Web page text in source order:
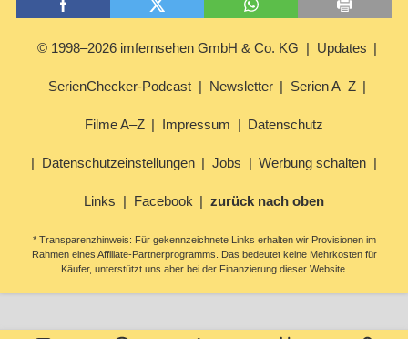
© 1998–2026 imfernsehen GmbH & Co. KG Updates
SerienChecker-Podcast Newsletter Serien A–Z
Filme A–Z Impressum Datenschutz
Datenschutzeinstellungen Jobs Werbung schalten
Links Facebook zurück nach oben
* Transparenzhinweis: Für gekennzeichnete Links erhalten wir Provisionen im
Rahmen eines Affiliate-Partnerprogramms. Das bedeutet keine Mehrkosten für
Käufer, unterstützt uns aber bei der Finanzierung dieser Website.